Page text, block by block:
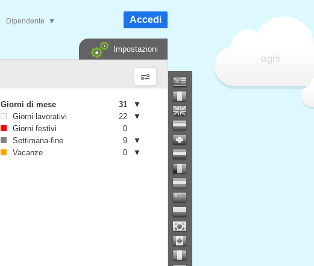
ogni
Dipendente ▼ Accedi
Impostazioni
Giorni di mese 31
▼
Giorni lavorativi
22
▼
Giorni festivi
0
Settimana-fine
9
▼
Vacanze
0 ▼